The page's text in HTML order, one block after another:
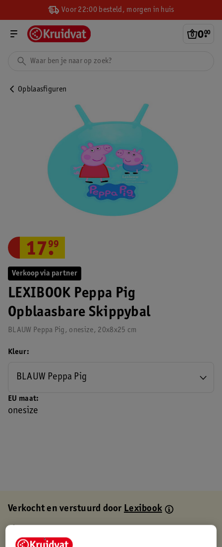
Voor 22:00 besteld, morgen in huis
0.
00
Opblaasfiguren
Verkoop via partner
LEXIBOOK Peppa Pig
Opblaasbare Skippybal
BLAUW Peppa Pig, onesize, 20x8x25 cm
17.
99
EU maat
onesize
Kleur
BLAUW Peppa Pig
Verkocht en verstuurd doorLexibook
Gratis thuisbezorgd